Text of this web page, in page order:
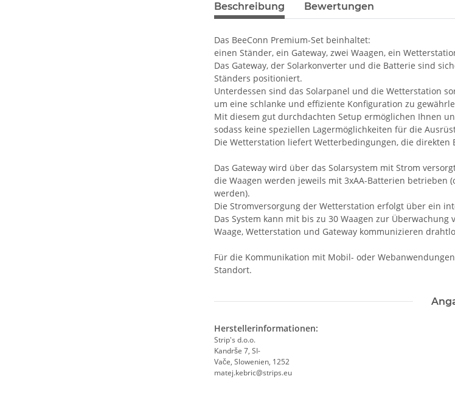
Beschreibung Bewertungen
Das BeeConn Premium-Set beinhaltet:
einen Ständer, ein Gateway, zwei Waagen, ein
Das Gateway, der Solarkonverter und die Batterie sind
Ständers positioniert.
Unterdessen sind das Solarpanel und die Wetterstation
um eine schlanke und effiziente Konfiguration zu
Mit diesem gut durchdachten Setup ermöglichen Ihnen
sodass keine speziellen Lagermöglichkeiten für die
Die Wetterstation liefert Wetterbedingungen, die
Das Gateway wird über das Solarsystem mit Strom
die Waagen werden jeweils mit 3xAA-Batterien betrieben
werden).
Die Stromversorgung der Wetterstation erfolgt über ein
Das System kann mit bis zu 30 Waagen zur
Waage, Wetterstation und Gateway kommunizieren
Für die Kommunikation mit Mobil- oder
Standort.
Herstellerinformationen:
Strip's d.o.o.
Kandrše 7, SI-
Vače, Slowenien, 1252
matej.kebric@strips.eu